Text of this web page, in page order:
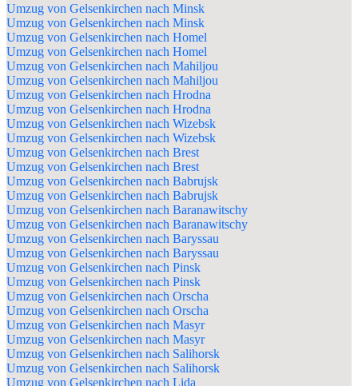
Umzug von Gelsenkirchen nach Minsk
Umzug von Gelsenkirchen nach Minsk
Umzug von Gelsenkirchen nach Homel
Umzug von Gelsenkirchen nach Homel
Umzug von Gelsenkirchen nach Mahiljou
Umzug von Gelsenkirchen nach Mahiljou
Umzug von Gelsenkirchen nach Hrodna
Umzug von Gelsenkirchen nach Hrodna
Umzug von Gelsenkirchen nach Wizebsk
Umzug von Gelsenkirchen nach Wizebsk
Umzug von Gelsenkirchen nach Brest
Umzug von Gelsenkirchen nach Brest
Umzug von Gelsenkirchen nach Babrujsk
Umzug von Gelsenkirchen nach Babrujsk
Umzug von Gelsenkirchen nach Baranawitschy
Umzug von Gelsenkirchen nach Baranawitschy
Umzug von Gelsenkirchen nach Baryssau
Umzug von Gelsenkirchen nach Baryssau
Umzug von Gelsenkirchen nach Pinsk
Umzug von Gelsenkirchen nach Pinsk
Umzug von Gelsenkirchen nach Orscha
Umzug von Gelsenkirchen nach Orscha
Umzug von Gelsenkirchen nach Masyr
Umzug von Gelsenkirchen nach Masyr
Umzug von Gelsenkirchen nach Salihorsk
Umzug von Gelsenkirchen nach Salihorsk
Umzug von Gelsenkirchen nach Lida